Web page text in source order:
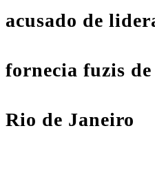
acusado de
fornecia fuzis
Rio de Janeiro